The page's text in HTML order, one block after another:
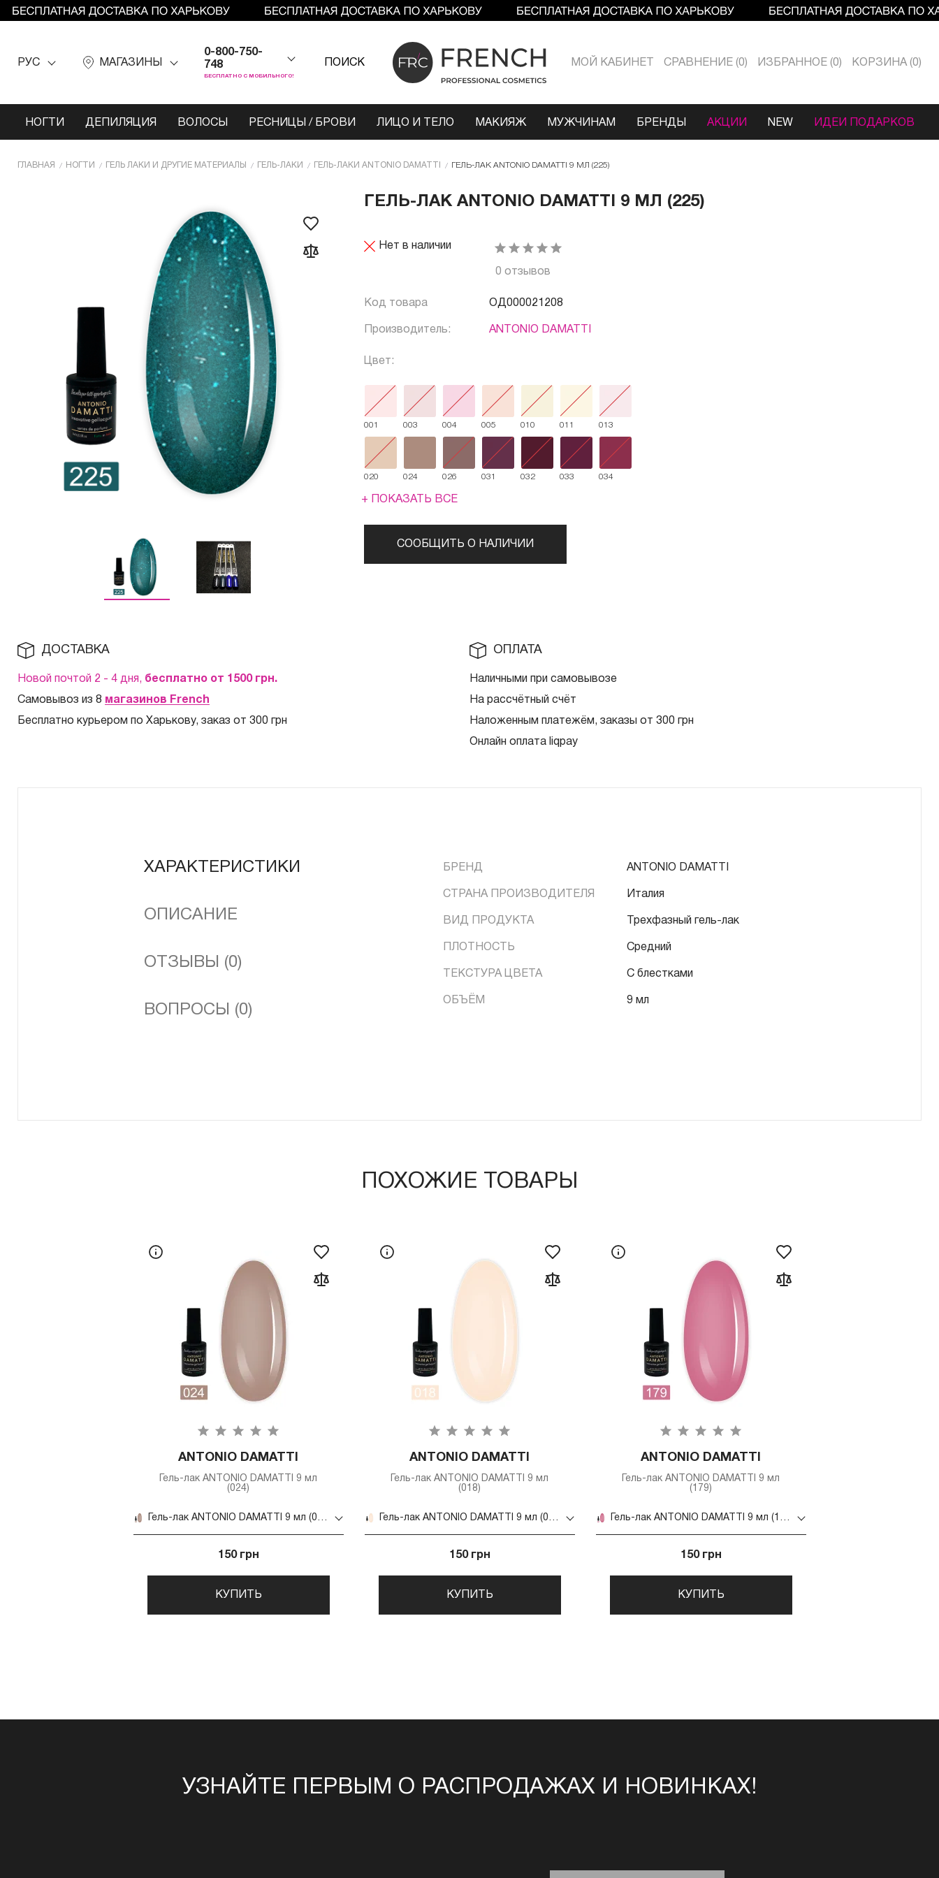
РУС МАГАЗИНЫ
0-800-750-
748
БЕСПЛАТНО С МОБИЛЬНОГО!
ПОИСК МОЙ КАБИНЕТ СРАВНЕНИЕ 0 ИЗБРАННОЕ 0 КОРЗИНА 0
НОГТИ ДЕПИЛЯЦИЯ ВОЛОСЫ РЕСНИЦЫ / БРОВИ ЛИЦО И ТЕЛО МАКИЯЖ МУЖЧИНАМ БРЕНДЫ АКЦИИ NEW ИДЕИ ПОДАРКОВ
ГЛАВНАЯ НОГТИ ГЕЛЬ ЛАКИ И ДРУГИЕ МАТЕРИАЛЫ ГЕЛЬ-ЛАКИ ГЕЛЬ-ЛАКИ ANTONIO DAMATTI ГЕЛЬ-ЛАК ANTONIO DAMATTI 9 МЛ (225)
ГЕЛЬ-ЛАК ANTONIO DAMATTI 9 МЛ (225)
Нет в наличии
0 отзывов
Код товара ОД000021208
Производитель: ANTONIO DAMATTI
Цвет:
001 003 004 005 010 011 013
020 024 026 031 032 033 034
+ ПОКАЗАТЬ ВСЕ
СООБЩИТЬ О НАЛИЧИИ
ДОСТАВКА
Новой почтой 2 - 4 дня, бесплатно от 1500 грн.
Самовывоз из 8 магазинов French
Бесплатно курьером по Харькову, заказ от 300 грн
ОПЛАТА
Наличными при самовывозе
На рассчётный счёт
Наложенным платежём, заказы от 300 грн
Онлайн оплата liqpay
ХАРАКТЕРИСТИКИ
ОПИСАНИЕ
ОТЗЫВЫ (0)
ВОПРОСЫ (0)
БРЕНД ANTONIO DAMATTI
СТРАНА ПРОИЗВОДИТЕЛЯ Италия
ВИД ПРОДУКТА Трехфазный гель-лак
ПЛОТНОСТЬ Средний
ТЕКСТУРА ЦВЕТА С блестками
ОБЪЁМ 9 мл
ПОХОЖИЕ ТОВАРЫ
ANTONIO DAMATTI
Гель-лак ANTONIO DAMATTI 9 мл
(024)
Гель-лак ANTONIO DAMATTI 9 мл (024)
150 грн
КУПИТЬ
ANTONIO DAMATTI
Гель-лак ANTONIO DAMATTI 9 мл
(018)
Гель-лак ANTONIO DAMATTI 9 мл (018)
150 грн
КУПИТЬ
ANTONIO DAMATTI
Гель-лак ANTONIO DAMATTI 9 мл
(179)
Гель-лак ANTONIO DAMATTI 9 мл (179)
150 грн
КУПИТЬ
УЗНАЙТЕ ПЕРВЫМ О РАСПРОДАЖАХ И НОВИНКАХ!